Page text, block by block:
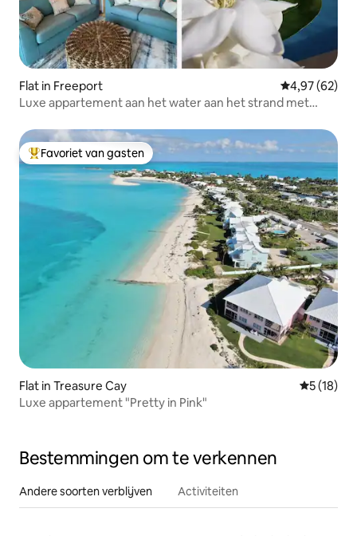
Flat in Freeport Gemiddelde
4,97 (62)
Luxe appartement aan het water aan het strand met
Topfavoriet van gasten
Favoriet van gasten
Flat in Treasure Cay
5 (18)
Luxe appartement "Pretty in Pink"
Bestemmingen om te verkennen
Andere soorten verblijven Activiteiten